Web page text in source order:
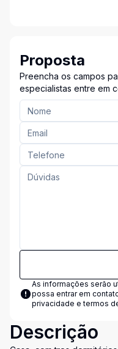
Proposta
Preencha os campos
especialistas entre em
As informações serão
possa entrar em
privacidade e termos
Descrição